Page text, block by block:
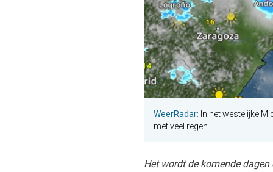
WeerRadar: In het westelijke
met veel regen.
Het wordt de komende